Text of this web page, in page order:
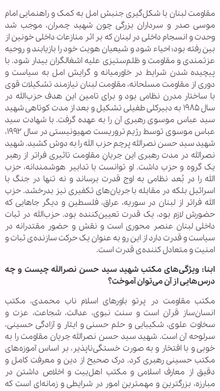
مقاومت لبنان با شکل‌گیری جنبش امل به کمک و راهنمایی امام
موسی صدر و سرداران بزرگی چون شهید چمران، موجب شد
وحدت و انسجام داخلی در لبنان که بر اثر منازعات داخلی خونین از
بین رفته بود؛ احیاء شود و شیعیان هویت خود را بازیابند و روحیه
عزتمندی و مقاومت و ظلم‌ستیزی علیه اشغالگران بیدار شود. با
پیچیده شدن شرایط در خاورمیانه و گرایش امل به سیاست و
دوری از مقاومت مسلحانه، مقاومت لبنان نیازمند تشکیلات قوی
با ساختار مدرن نظامی بود و برای تامین این هدف حزب‌الله در
سال ۱۹۸۵ به دبیرکلی طفیلی تشکیل و بعد از مدت کوتاهی شهید
سید عباس موسوی رهبری آن را به عهده گرفت. با شهادت سید
عباس موسوی توسط رژیم تروریست صهیونیستی در سال ۱۹۹۲،
شهید سید حسن نصرالله پرچم حزب الله را به دوش کشید. شهید
نصرالله در مدت رهبری این جریانِ مقاومت تاثیری فراتر از رهبر
یک گروه و حزب داشت. او توانست با تدابیر هوشمندانه، حزب
الله را در بُعد نظامی به اوج قدرت برساند و نه تنها در جنگ با
اسرائیل بلکه در مقابله با جریان‌های تکفیری نیز بدرخشد. حزب
الله فراتر از لبنان در سوریه، عراق، فلسطین و دیگر جاهایی که
حضورش لازم بود، یک قدرت تعیین‌کننده بود. حزب‌الله در ثبات
داخلی لبنان عنصر محوری است و نقش و حضور مقتدرانه در
سیاست و قدرت دارد از این رو به عنوان یک حرکت سازنده‌ی ثبات و
امنیت و متعادل کننده‌ی قدرت است.
ابنا: ویژگی‌های مکتب شهید سید حسن نصرالله چیست و چه
درس‌هایی از آن می‌توان آموخت؟
مکتب مقاومت در پرتو باورهای اسلام ناب محمدی، مکتب
انسان‌ساز قرآن است و سنت نبوی، عدالت، شجاعت، عزت و
سخاوت علوی، شکیبایی و حلم حسنی و ایثار و آزادگی حسینی،
سرلوحه آن است. شهید سید حسن نصرالله جریان مقاومت را به
خوبی و با افتخار و به صورت خستگی‌ناپذیر، بر اساس آموزه‌های
مکتب حسینی رهبری کرد. درک صحیح از دین و معرفت کامل و
دقیق از معارف اسلامی و مکتب اهل‌بیت و اخلاص داشتن در
مبارزه، بزرگترین و مهمترین امور در شرایطی و زمانه‌ای است که